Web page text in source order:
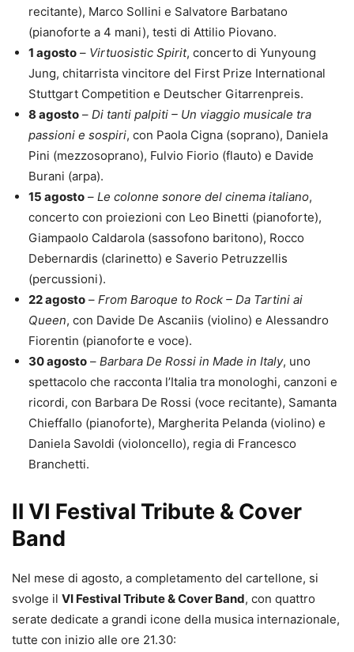
recitante), Marco Sollini e Salvatore Barbatano
(pianoforte a 4 mani), testi di Attilio Piovano.
1 agosto – Virtuosistic Spirit, concerto di Yunyoung
Jung, chitarrista vincitore del First Prize International
Stuttgart Competition e Deutscher Gitarrenpreis.
8 agosto – Di tanti palpiti – Un viaggio musicale tra
passioni e sospiri, con Paola Cigna (soprano), Daniela
Pini (mezzosoprano), Fulvio Fiorio (flauto) e Davide
Burani (arpa).
15 agosto – Le colonne sonore del cinema italiano,
concerto con proiezioni con Leo Binetti (pianoforte),
Giampaolo Caldarola (sassofono baritono), Rocco
Debernardis (clarinetto) e Saverio Petruzzellis
(percussioni).
22 agosto – From Baroque to Rock – Da Tartini ai
Queen, con Davide De Ascaniis (violino) e Alessandro
Fiorentin (pianoforte e voce).
30 agosto – Barbara De Rossi in Made in Italy, uno
spettacolo che racconta l’Italia tra monologhi, canzoni e
ricordi, con Barbara De Rossi (voce recitante), Samanta
Chieffallo (pianoforte), Margherita Pelanda (violino) e
Daniela Savoldi (violoncello), regia di Francesco
Branchetti.
Il VI Festival Tribute & Cover
Band
Nel mese di agosto, a completamento del cartellone, si
svolge il VI Festival Tribute & Cover Band, con quattro
serate dedicate a grandi icone della musica internazionale,
tutte con inizio alle ore 21.30: